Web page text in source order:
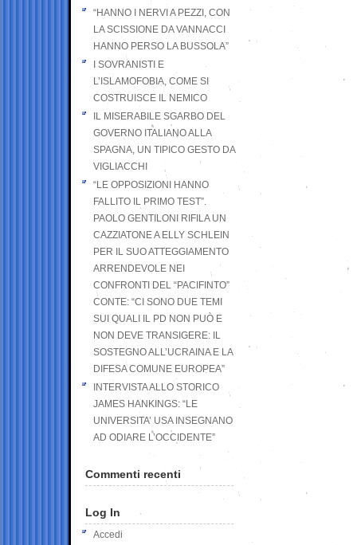
“HANNO I NERVI A PEZZI, CON
LA SCISSIONE DA VANNACCI
HANNO PERSO LA BUSSOLA”
I SOVRANISTI E
L’ISLAMOFOBIA, COME SI
COSTRUISCE IL NEMICO
IL MISERABILE SGARBO DEL
GOVERNO ITALIANO ALLA
SPAGNA, UN TIPICO GESTO DA
VIGLIACCHI
“LE OPPOSIZIONI HANNO
FALLITO IL PRIMO TEST”.
PAOLO GENTILONI RIFILA UN
CAZZIATONE A ELLY SCHLEIN
PER IL SUO ATTEGGIAMENTO
ARRENDEVOLE NEI
CONFRONTI DEL “PACIFINTO”
CONTE: “CI SONO DUE TEMI
SUI QUALI IL PD NON PUÒ E
NON DEVE TRANSIGERE: IL
SOSTEGNO ALL’UCRAINA E LA
DIFESA COMUNE EUROPEA”
INTERVISTA ALLO STORICO
JAMES HANKINGS: “LE
UNIVERSITA’ USA INSEGNANO
AD ODIARE L’OCCIDENTE”
Commenti recenti
Log In
Accedi